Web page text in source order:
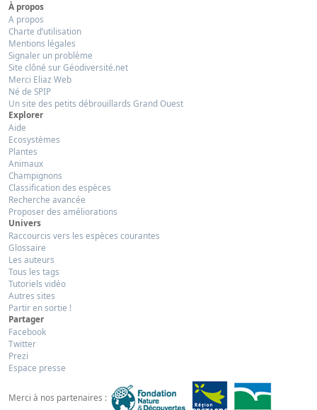
À propos
A propos
Charte d’utilisation
Mentions légales
Signaler un problème
Site clôné sur Géodiversité.net
Merci Eliaz Web
Né de SPIP
Un site des petits débrouillards Grand Ouest
Explorer
Aide
Ecosystèmes
Plantes
Animaux
Champignons
Classification des espèces
Recherche avancée
Proposer des améliorations
Univers
Raccourcis vers les espèces courantes
Glossaire
Les auteurs
Tous les tags
Tutoriels vidéo
Autres sites
Partir en sortie !
Partager
Facebook
Twitter
Prezi
Espace presse
Merci à nos partenaires :